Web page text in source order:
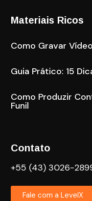
Materiais Ricos
Como Gravar
Guia Prático: 15
Como Produzir
Funil
Contato
+55 (43) 3026-
Fale com a LevelX